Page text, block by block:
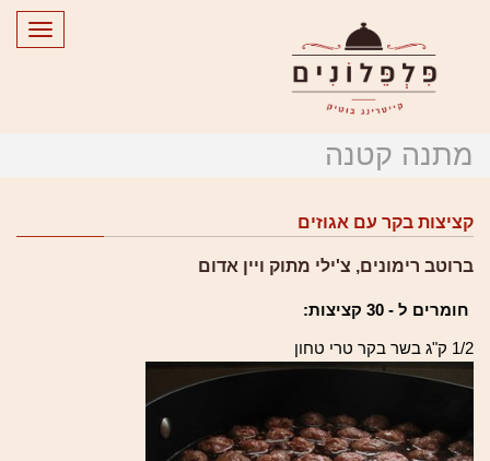
מתנה קטנה
קציצות בקר עם אגוזים
ברוטב רימונים, צ'ילי מתוק ויין אדום
חומרים ל - 30 קציצות:
1/2 ק"ג בשר בקר טרי טחון